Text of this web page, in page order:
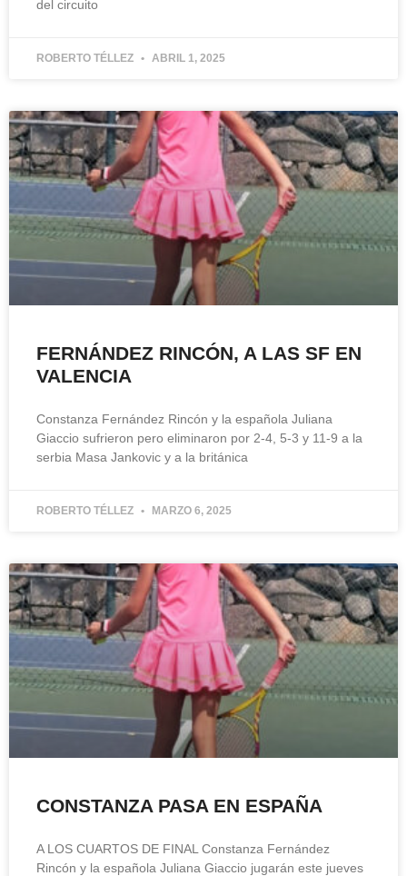
del circuito
ROBERTO TÉLLEZ ABRIL 1, 2025
FERNÁNDEZ RINCÓN, A LAS SF EN
VALENCIA
Constanza Fernández Rincón y la española Juliana
Giaccio sufrieron pero eliminaron por 2-4, 5-3 y 11-9 a la
serbia Masa Jankovic y a la británica
ROBERTO TÉLLEZ MARZO 6, 2025
CONSTANZA PASA EN ESPAÑA
A LOS CUARTOS DE FINAL Constanza Fernández
Rincón y la española Juliana Giaccio jugarán este jueves